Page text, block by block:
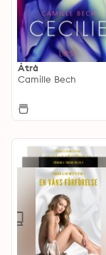
Åtrå
Camille Bech